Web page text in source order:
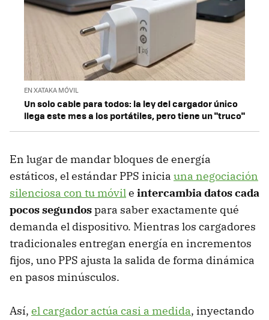
EN XATAKA MÓVIL
Un solo cable para todos: la ley del cargador único
llega este mes a los portátiles, pero tiene un "truco"
En lugar de mandar bloques de energía
estáticos, el estándar PPS inicia una negociación
silenciosa con tu móvile intercambia datos cada
pocos segundospara saber exactamente qué
demanda el dispositivo. Mientras los cargadores
tradicionales entregan energía en incrementos
fijos, uno PPS ajusta la salida de forma dinámica
en pasos minúsculos.
Así, el cargador actúa casi a medida, inyectando